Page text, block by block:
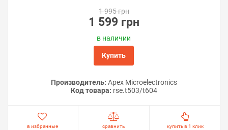
1 995 грн
1 599 грн
в наличии
Купить
Производитель: Apex Microelectronics
Код товара: rse.t503/t604
в избранные сравнить купить в 1 клик